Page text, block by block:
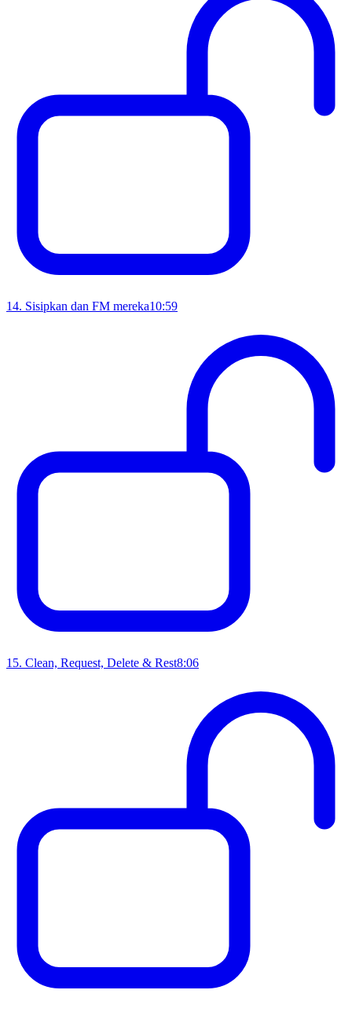
14. Sisipkan dan FM mereka10:59
15. Clean, Request, Delete & Rest8:06